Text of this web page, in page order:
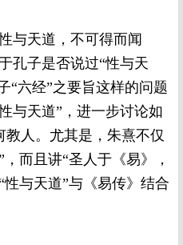
与天道，不可得而闻
孔子是否说过“性与天
“六经”之要旨这样的问题
与天道”，进一步讨论如
人。尤其是，朱熹不仅
而且讲“圣人于《易》，
与天道”与《易传》结合